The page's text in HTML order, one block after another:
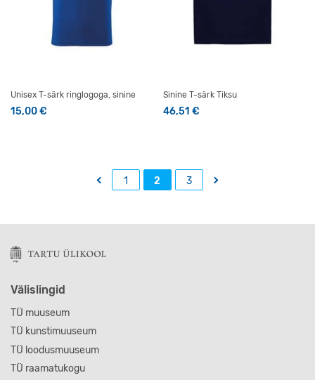
Unisex T-särk ringlogoga, sinine
15,00€
Sinine T-särk Tiksu
46,51€
← 1 2 3 →
Välislingid
TÜ muuseum
TÜ kunstimuuseum
TÜ loodusmuuseum
TÜ raamatukogu